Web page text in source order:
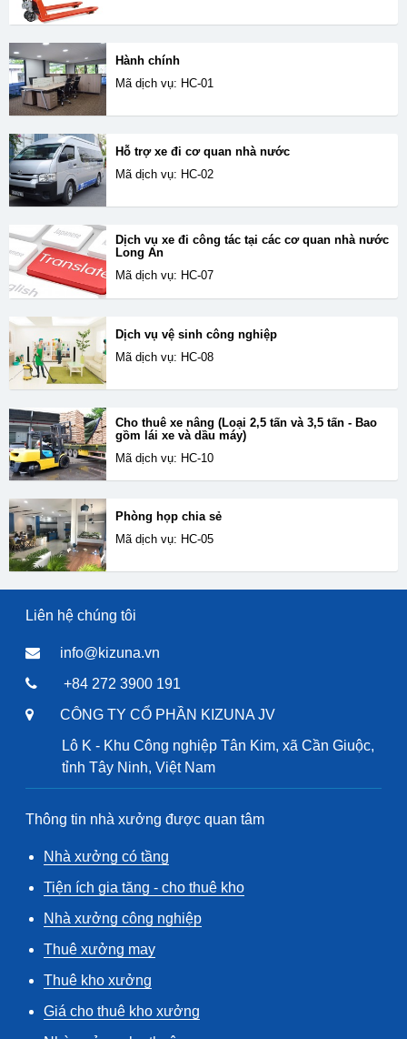
Hành chính
Mã dịch vụ: HC-01
Hỗ trợ xe đi cơ quan nhà nước
Mã dịch vụ: HC-02
Dịch vụ xe đi công tác tại các cơ quan nhà nước
Long An
Mã dịch vụ: HC-07
Dịch vụ vệ sinh công nghiệp
Mã dịch vụ: HC-08
Cho thuê xe nâng (Loại 2,5 tấn và 3,5 tấn - Bao
gồm lái xe và dầu máy)
Mã dịch vụ: HC-10
Phòng họp chia sẻ
Mã dịch vụ: HC-05
Liên hệ chúng tôi
info@kizuna.vn
+84 272 3900 191
CÔNG TY CỔ PHẦN KIZUNA JV
Lô K - Khu Công nghiệp Tân Kim, xã Cần Giuộc,
tỉnh Tây Ninh, Việt Nam
Thông tin nhà xưởng được quan tâm
Nhà xưởng có tầng
Tiện ích gia tăng - cho thuê kho
Nhà xưởng công nghiệp
Thuê xưởng may
Thuê kho xưởng
Giá cho thuê kho xưởng